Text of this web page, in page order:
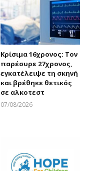
Κρίσιμα 16χρονος: Τον
παρέσυρε 27χρονος,
εγκατέλειψε τη σκηνή
και βρέθηκε θετικός
σε αλκοτεστ
07/08/2026